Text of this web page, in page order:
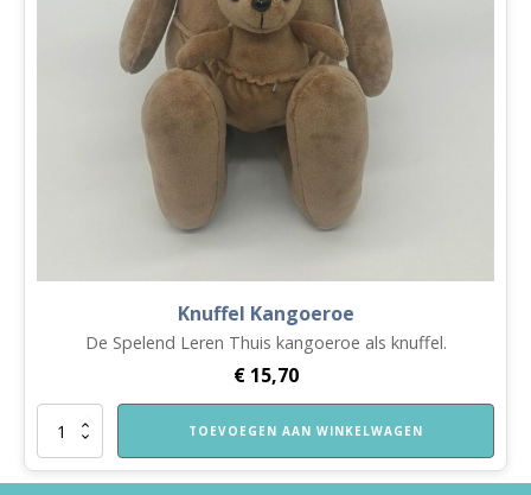
Knuffel Kangoeroe
De Spelend Leren Thuis kangoeroe als knuffel.
€15,70
Knuffel
aantal
TOEVOEGEN AAN WINKELWAGEN